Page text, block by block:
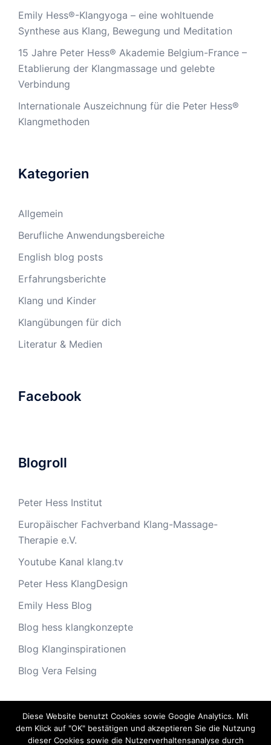
Emily Hess®-Klangyoga – eine wohltuende
Synthese aus Klang, Bewegung und Meditation
15 Jahre Peter Hess® Akademie Belgium-France –
Etablierung der Klangmassage und gelebte
Verbindung
Internationale Auszeichnung für die Peter Hess®
Klangmethoden
Kategorien
Allgemein
Berufliche Anwendungsbereiche
English blog posts
Erfahrungsberichte
Klang und Kinder
Klangübungen für dich
Literatur & Medien
Facebook
Blogroll
Peter Hess Institut
Europäischer Fachverband Klang-Massage-
Therapie e.V.
Youtube Kanal klang.tv
Peter Hess KlangDesign
Emily Hess Blog
Blog hess klangkonzepte
Blog Klanginspirationen
Blog Vera Felsing
Archiv
Diese Website benutzt Cookies sowie Google Analytics. Mit
dem Klick auf "OK" bestätigen und akzeptieren Sie die Nutzung
dieser Cookies sowie die Nutzerverhaltensanalyse durch